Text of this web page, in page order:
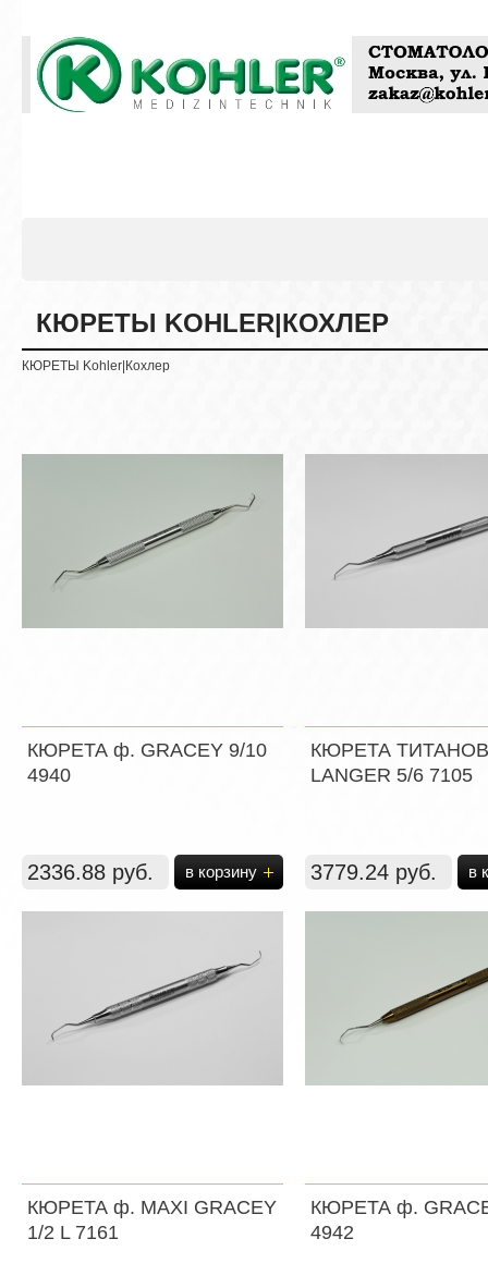
КЮРЕТЫ KOHLER|КОХЛЕР
КЮРЕТЫ Kohler|Кохлер
КЮРЕТА ф. GRACEY 9/10
4940
2336.88 руб. в корзину
КЮРЕТА
LANGER 5/6 7105
3779.24 руб. в
КЮРЕТА ф. MAXI GRACEY
1/2 L 7161
КЮРЕТА ф.
4942